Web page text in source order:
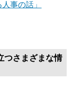
事の話」
つさまざまな情